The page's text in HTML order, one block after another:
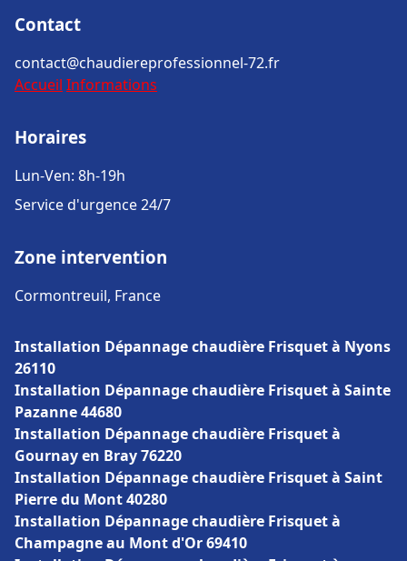
Contact
contact@chaudiereprofessionnel-72.fr
Accueil Informations
Horaires
Lun-Ven: 8h-19h
Service d'urgence 24/7
Zone intervention
Cormontreuil, France
Installation Dépannage chaudière Frisquet à Nyons
26110
Installation Dépannage chaudière Frisquet à Sainte
Pazanne 44680
Installation Dépannage chaudière Frisquet à
Gournay en Bray 76220
Installation Dépannage chaudière Frisquet à Saint
Pierre du Mont 40280
Installation Dépannage chaudière Frisquet à
Champagne au Mont d'Or 69410